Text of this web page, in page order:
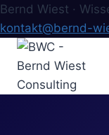
Bernd Wiest ·
kontakt@bernd-
Zum
Inhalt
springen